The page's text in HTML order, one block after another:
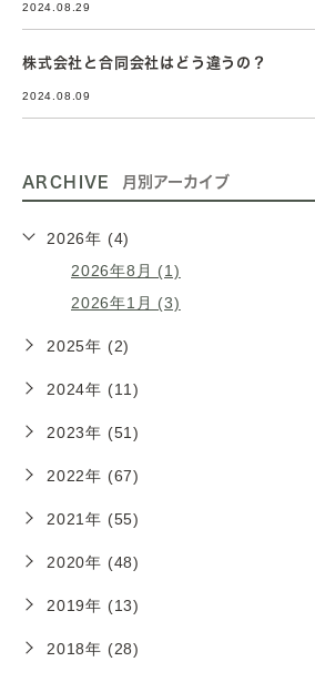
2024.08.29
株式会社と合同会社はどう違うの？
2024.08.09
ARCHIVE 月別アーカイブ
2026年 (4)
2026年8月 (1)
2026年1月 (3)
2025年 (2)
2024年 (11)
2023年 (51)
2022年 (67)
2021年 (55)
2020年 (48)
2019年 (13)
2018年 (28)